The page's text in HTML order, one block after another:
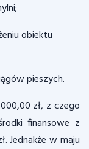
obiektu
pieszych.
zł, z czego
finansowe z
Jednakże w maju